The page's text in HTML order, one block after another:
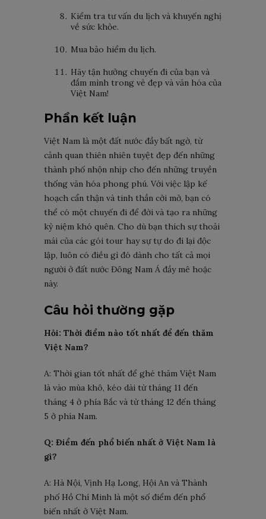
Kiểm tra tư vấn du lịch và khuyến nghị
về sức khỏe.
Mua bảo hiểm du lịch.
Hãy tận hưởng chuyến đi của bạn và
đắm mình trong vẻ đẹp và văn hóa của
Việt Nam!
Phần kết luận
Việt Nam là một đất nước đầy bất ngờ, từ
cảnh quan thiên nhiên tuyệt đẹp đến những
thành phố nhộn nhịp cho đến những truyền
thống văn hóa phong phú. Với việc lập kế
hoạch cẩn thận và tinh thần cởi mở, bạn có
thể có một chuyến đi để đời và tạo ra những
kỷ niệm khó quên. Cho dù bạn thích sự thoải
mái của các gói tour hay sự tự do đi lại độc
lập, luôn có điều gì đó dành cho tất cả mọi
người ở đất nước Đông Nam Á đầy mê hoặc
này.
Câu hỏi thường gặp
Hỏi: Thời điểm nào tốt nhất để đến thăm
Việt Nam?
A: Thời gian tốt nhất để ghé thăm Việt Nam
là vào mùa khô, kéo dài từ tháng 11 đến
tháng 4 ở phía Bắc và từ tháng 12 đến tháng
5 ở phía Nam.
Q: Điểm đến phổ biến nhất ở Việt Nam là
gì?
A: Hà Nội, Vịnh Hạ Long, Hội An và Thành
phố Hồ Chí Minh là một số điểm đến phổ
biến nhất ở Việt Nam.